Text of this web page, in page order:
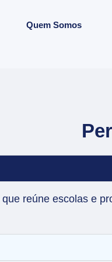
Quem Somos
reúne escolas e